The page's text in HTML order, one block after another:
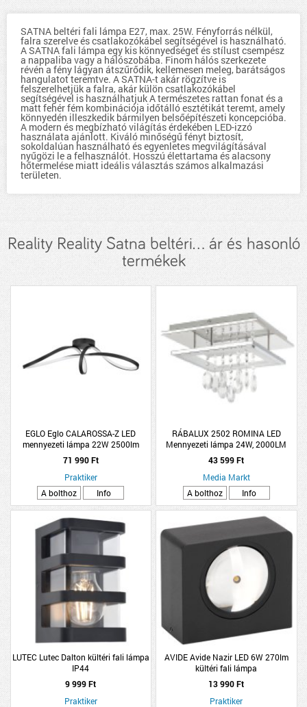
SATNA beltéri fali lámpa E27, max. 25W. Fényforrás nélkül,
falra szerelve és csatlakozókábel segítségével is használható.
A SATNA fali lámpa egy kis könnyedséget és stílust csempész
a nappaliba vagy a hálószobába. Finom hálós szerkezete
révén a fény lágyan átszűrődik, kellemesen meleg, barátságos
hangulatot teremtve. A SATNA-t akár rögzítve is
felszerelhetjük a falra, akár külön csatlakozókábel
segítségével is használhatjuk A természetes rattan fonat és a
matt fehér fém kombinációja időtálló esztétikát teremt, amely
könnyedén illeszkedik bármilyen belsőépítészeti koncepcióba.
A modern és megbízható világítás érdekében LED-izzó
használata ajánlott. Kiváló minőségű fényt biztosít,
sokoldalúan használható és egyenletes megvilágításával
nyűgözi le a felhasználót. Hosszú élettartama és alacsony
hőtermelése miatt ideális választás számos alkalmazási
területen.
Reality Reality Satna beltéri... ár és hasonló
termékek
EGLO Eglo CALAROSSA-Z LED
mennyezeti lámpa 22W 2500lm
2700-6500K IP20 RGB 75x23cm
fekete
71 990 Ft
Praktiker
A bolthoz
Info
RÁBALUX 2502 ROMINA LED
Mennyezeti lámpa 24W, 2000LM
króm
43 599 Ft
Media Markt
A bolthoz
Info
LUTEC Lutec Dalton kültéri fali lámpa
IP44
9 999 Ft
Praktiker
AVIDE Avide Nazir LED 6W 270lm
kültéri fali lámpa
13 990 Ft
Praktiker